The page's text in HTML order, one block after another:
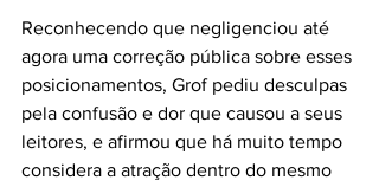
Reconhecendo que negligenciou até
agora uma correção pública sobre esses
posicionamentos, Grof pediu desculpas
pela confusão e dor que causou a seus
leitores, e afirmou que há muito tempo
considera a atração dentro do mesmo